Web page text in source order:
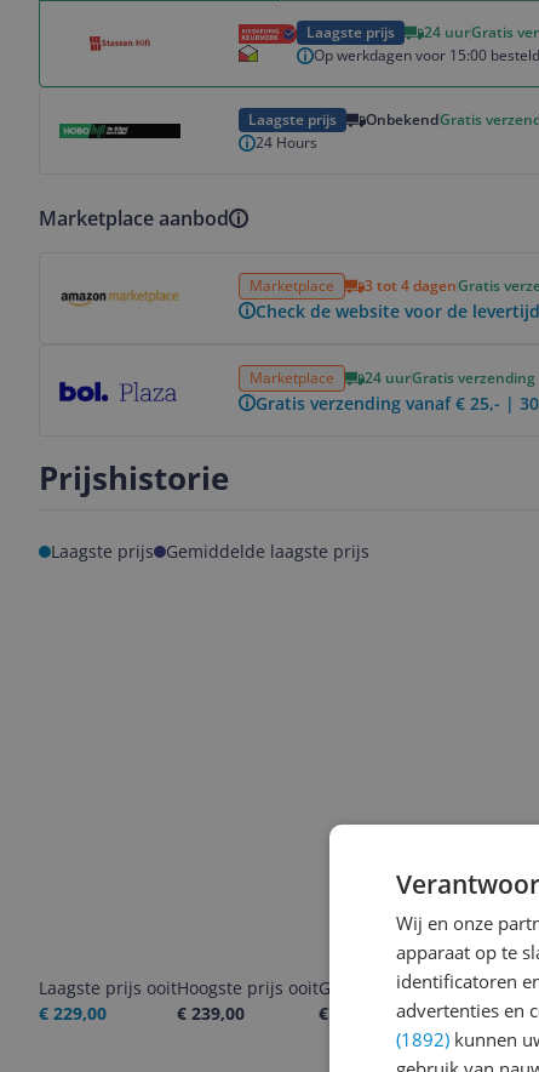
Laagste prijs 24 uurGratis
Op werkdagen voor 15:00
Laagste prijs OnbekendGratis
24 Hours
Marketplace aanbod
Marketplace 3 tot 4 dagenGratis
Check de website voor de
Marketplace 24 uurGratis verzending
Gratis verzending vanaf € 25,- |
Prijshistorie
Laagste prijs Gemiddelde laagste prijs
Laagste prijs ooit
€ 229,00
Hoogste prijs ooit
€ 239,00
Goedkoopste nu
€ 239,00
Laatste
07-08-2026
Wij en onze
apparaat op te
identificatoren
advertenties en
(1892) kunnen